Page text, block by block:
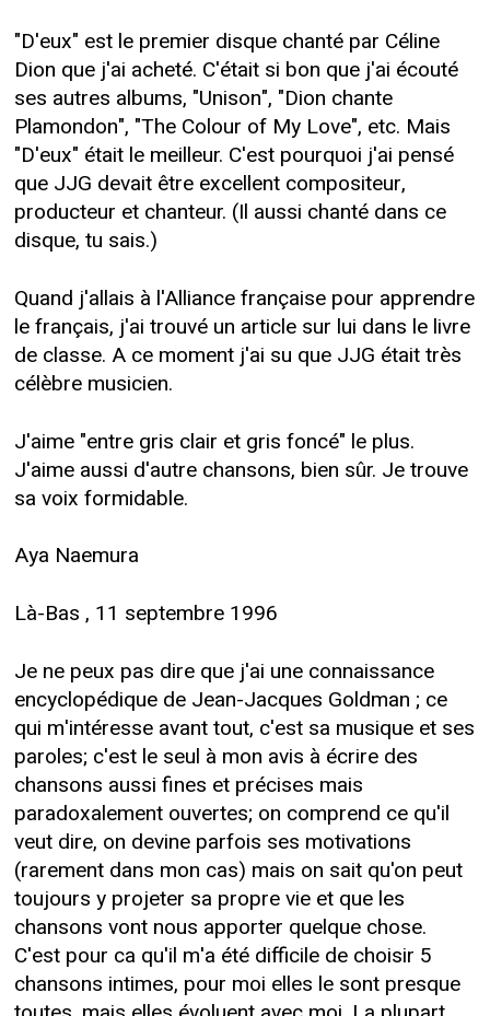
"D'eux" est le premier disque chanté par Céline
Dion que j'ai acheté. C'était si bon que j'ai écouté
ses autres albums, "Unison", "Dion chante
Plamondon", "The Colour of My Love", etc. Mais
"D'eux" était le meilleur. C'est pourquoi j'ai pensé
que JJG devait être excellent compositeur,
producteur et chanteur. (Il aussi chanté dans ce
disque, tu sais.)
Quand j'allais à l'Alliance française pour apprendre
le français, j'ai trouvé un article sur lui dans le livre
de classe. A ce moment j'ai su que JJG était très
célèbre musicien.
J'aime "entre gris clair et gris foncé" le plus.
J'aime aussi d'autre chansons, bien sûr. Je trouve
sa voix formidable.
Aya Naemura
Là-Bas , 11 septembre 1996
Je ne peux pas dire que j'ai une connaissance
encyclopédique de Jean-Jacques Goldman ; ce
qui m'intéresse avant tout, c'est sa musique et ses
paroles; c'est le seul à mon avis à écrire des
chansons aussi fines et précises mais
paradoxalement ouvertes; on comprend ce qu'il
veut dire, on devine parfois ses motivations
(rarement dans mon cas) mais on sait qu'on peut
toujours y projeter sa propre vie et que les
chansons vont nous apporter quelque chose.
C'est pour ca qu'il m'a été difficile de choisir 5
chansons intimes, pour moi elles le sont presque